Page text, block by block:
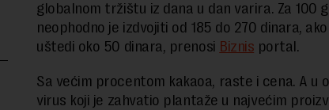
globalnom tržištu iz dana u dan varira. Za 100
neophodno je izdvojiti od 185 do 270 dinara,
uštedi oko 50 dinara, prenosi Biznis portal.
Sa većim procentom kakaoa, raste i cena. A u
virus koji je zahvatio plantaže u najvećim